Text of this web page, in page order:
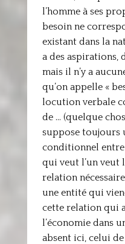
l’homme à ses
besoin ne
existant dans la
a des aspirations,
mais il n’y a
qu’on appelle «
locution verbale
de … (quelque
suppose toujours
conditionnel
qui veut l’un veut
relation
une entité qui
cette relation qui
l’économie dans
absent ici, celui de